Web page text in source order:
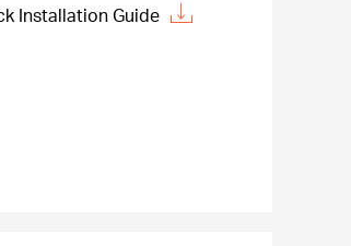
Installation Guide